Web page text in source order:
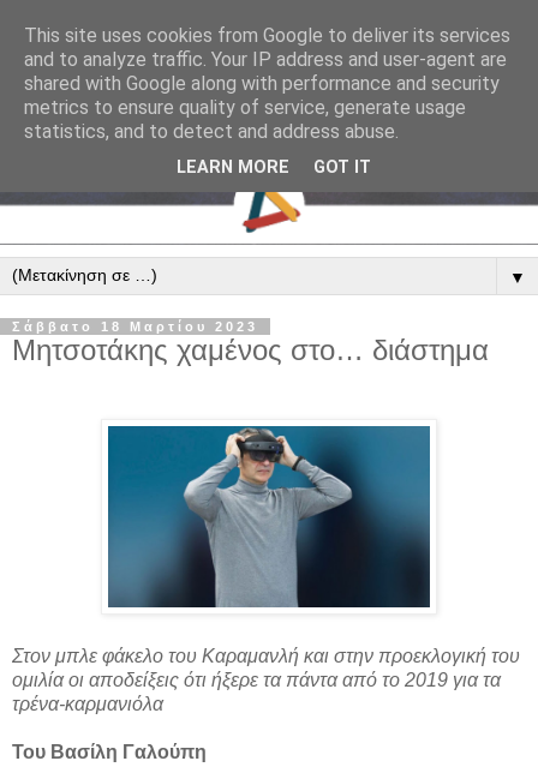
▼
Σάββατο 18 Μαρτίου 2023
Μητσοτάκης χαμένος στο… διάστημα
Στον μπλε φάκελο του Καραμανλή και στην προεκλογική του
ομιλία οι αποδείξεις ότι ήξερε τα πάντα από το 2019 για τα
τρένα-καρμανιόλα
Του Βασίλη Γαλούπη
This site uses cookies from Google to deliver its services
and to analyze traffic. Your IP address and user-agent are
shared with Google along with performance and security
metrics to ensure quality of service, generate usage
statistics, and to detect and address abuse.
LEARN MORE GOT IT